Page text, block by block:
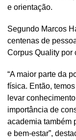
e orientação.
Segundo Marcos
centenas de
Corpus Quality por
“A maior parte da
física. Então,
levar
importância de
academia também
e bem-estar”,